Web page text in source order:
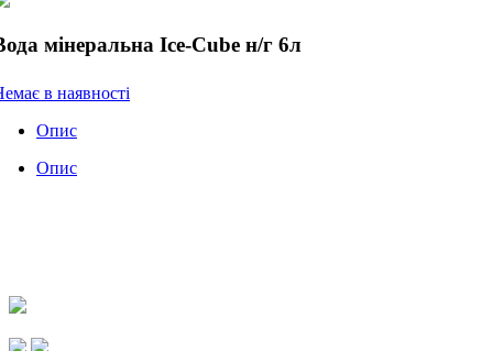
мінеральна Ice-Cube н/г 6л
в наявності
Опис
Опис